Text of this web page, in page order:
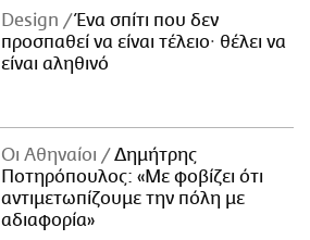
Design
Ένα σπίτι που δεν
προσπαθεί να είναι τέλειο· θέλει να
είναι αληθινό
Οι Αθηναίοι
Δημήτρης
Ποτηρόπουλος: «Με φοβίζει ότι
αντιμετωπίζουμε την πόλη με
αδιαφορία»